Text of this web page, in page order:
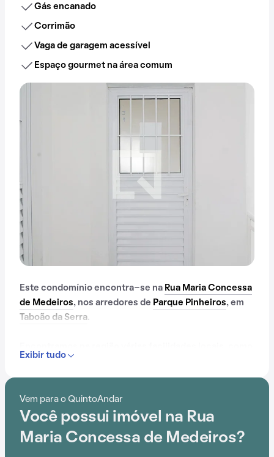
Gás encanado
Corrimão
Vaga de garagem acessível
Espaço gourmet na área comum
Este condomínio encontra-se na Rua Maria Concessa
de Medeiros, nos arredores de Parque Pinheiros, em
Taboão da Serra.
simplificam o cotidiano.
Dentro deste condomínio, os moradores podem
desfrutar de gás encanado e espaço gourmet na área
comum, criando um ambiente ideal para uma vida de
Exibir tudo
Vem para o QuintoAndar
Você possui imóvel na Rua
Maria Concessa de Medeiros?